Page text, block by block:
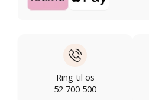
Ring til os
52 700 500